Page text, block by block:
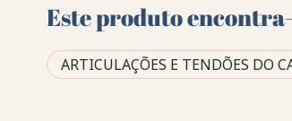
Este produto
ARTICULAÇÕES E TENDÕES DO